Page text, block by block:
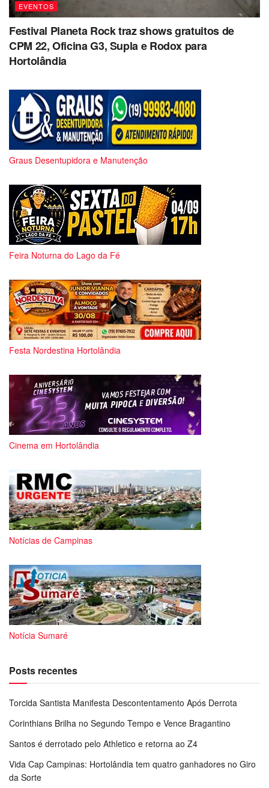
EVENTOS
Festival Planeta Rock traz shows gratuitos de
CPM 22, Oficina G3, Supla e Rodox para
Hortolândia
Graus Desentupidora e Manutenção
Feira Noturna do Lago da Fé
Festa Nordestina Hortolândia
Cinema em Hortolândia
Notícias de Campinas
Notícia Sumaré
Posts recentes
Torcida Santista Manifesta Descontentamento Após Derrota
Corinthians Brilha no Segundo Tempo e Vence Bragantino
Santos é derrotado pelo Athletico e retorna ao Z4
Vida Cap Campinas: Hortolândia tem quatro ganhadores no Giro
da Sorte